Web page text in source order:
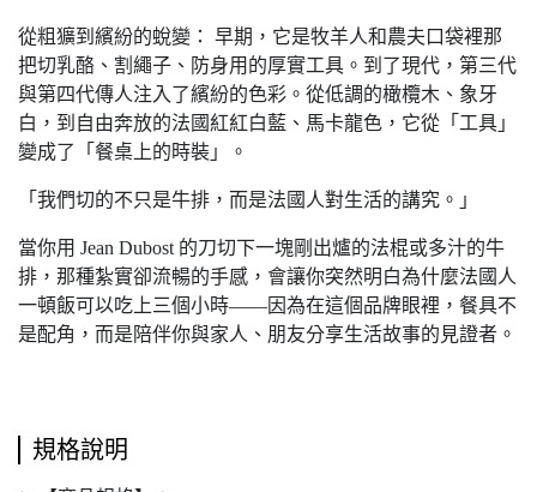
從粗獷到繽紛的蛻變： 早期，它是牧羊人和農夫口袋裡那
把切乳酪、割繩子、防身用的厚實工具。到了現代，第三代
與第四代傳人注入了繽紛的色彩。從低調的橄欖木、象牙
白，到自由奔放的法國紅紅白藍、馬卡龍色，它從「工具」
變成了「餐桌上的時裝」。
「我們切的不只是牛排，而是法國人對生活的講究。」
當你用 Jean Dubost 的刀切下一塊剛出爐的法棍或多汁的牛
排，那種紮實卻流暢的手感，會讓你突然明白為什麼法國人
一頓飯可以吃上三個小時——因為在這個品牌眼裡，餐具不
是配角，而是陪伴你與家人、朋友分享生活故事的見證者。
規格說明